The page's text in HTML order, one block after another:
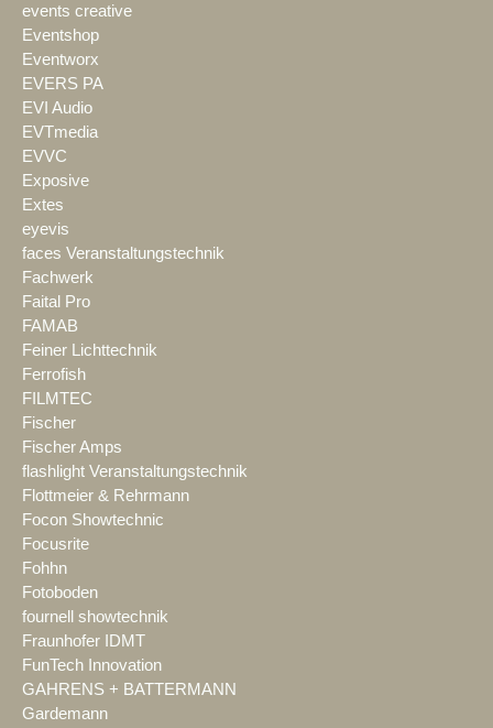
events creative
Eventshop
Eventworx
EVERS PA
EVI Audio
EVTmedia
EVVC
Exposive
Extes
eyevis
faces Veranstaltungstechnik
Fachwerk
Faital Pro
FAMAB
Feiner Lichttechnik
Ferrofish
FILMTEC
Fischer
Fischer Amps
flashlight Veranstaltungstechnik
Flottmeier & Rehrmann
Focon Showtechnic
Focusrite
Fohhn
Fotoboden
fournell showtechnik
Fraunhofer IDMT
FunTech Innovation
GAHRENS + BATTERMANN
Gardemann